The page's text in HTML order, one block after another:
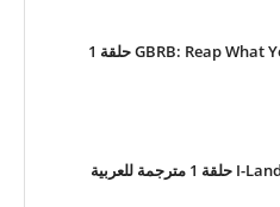
برنامج GBRB: Reap What You Sow حلقة 1